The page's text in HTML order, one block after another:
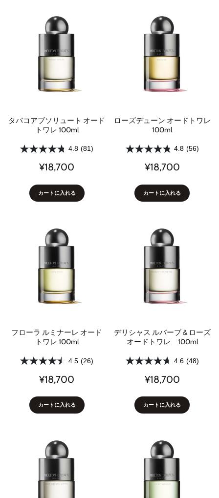
タバコアブソリュート オード
トワレ 100ml
4.8 (81)
¥18,700
カートに入れる
ローズデューン オードトワレ
100ml
4.8 (56)
¥18,700
カートに入れる
フローラ ルミナーレ オード
トワレ 100ml
4.5 (26)
¥18,700
カートに入れる
デリシャス ルバーブ＆ローズ
オードトワレ 100ml
4.6 (48)
¥18,700
カートに入れる